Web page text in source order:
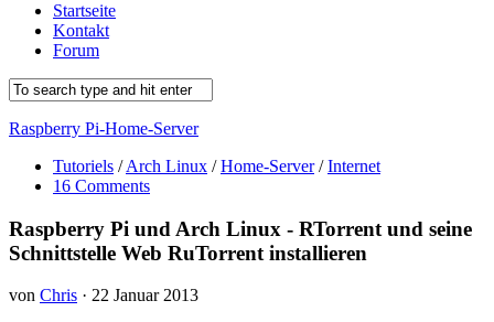
Startseite
Kontakt
Forum
Raspberry Pi-Home-Server
Tutoriels / Arch Linux / Home-Server / Internet
16 Comments
Raspberry Pi und Arch Linux - RTorrent und seine
Schnittstelle Web RuTorrent installieren
von Chris · 22 Januar 2013